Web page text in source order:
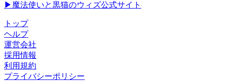
▶魔法使いと黒猫のウィズ公式サイト
トップ
ヘルプ
運営会社
採用情報
利用規約
プライバシーポリシー